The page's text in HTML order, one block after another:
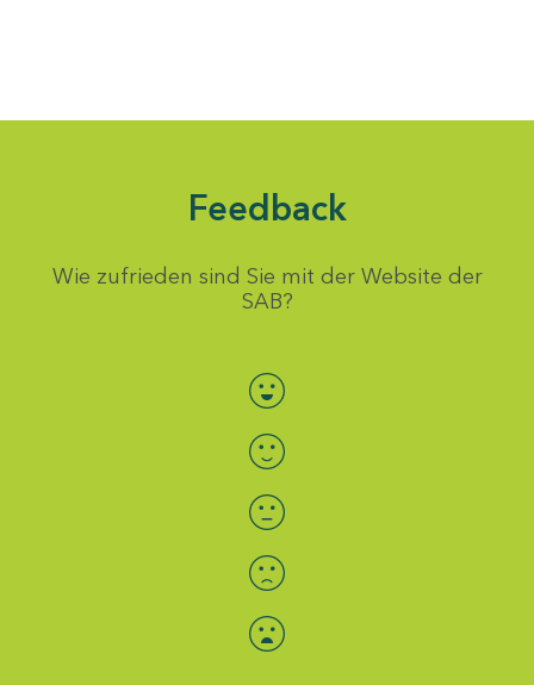
Feedback
Wie zufrieden sind Sie mit der Website der
SAB?
Bewertung auswählen